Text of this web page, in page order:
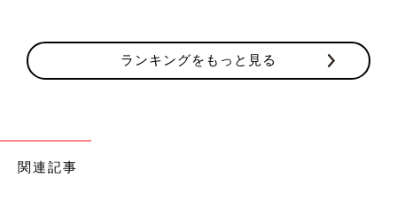
ランキングをもっと見る
関連記事